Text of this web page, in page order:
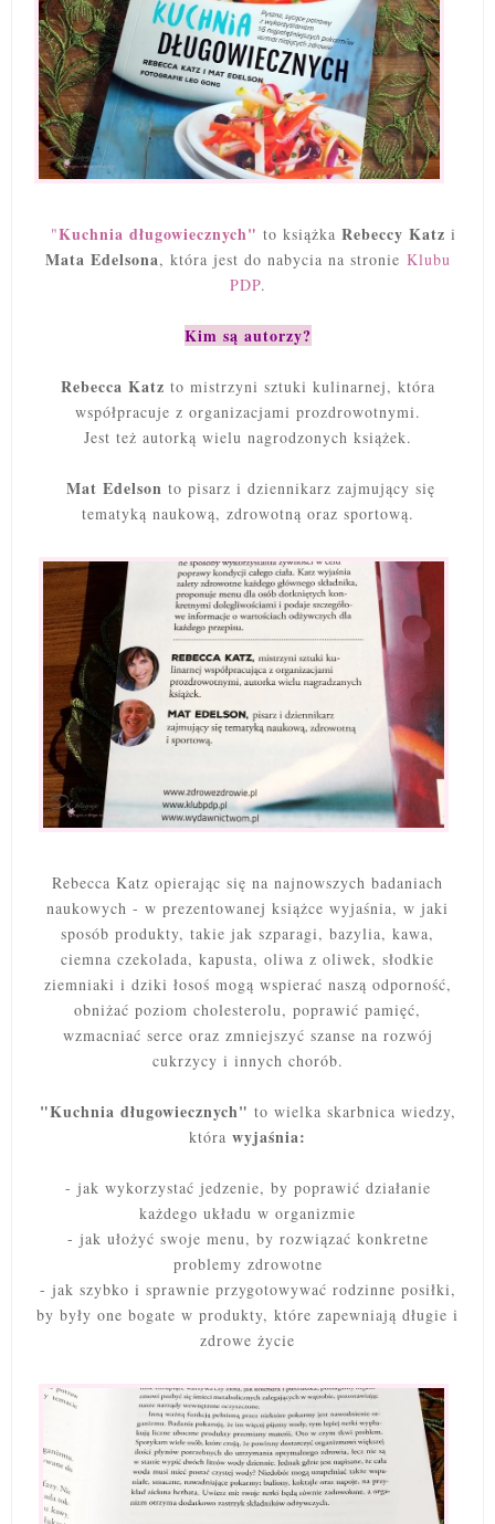
"Kuchnia długowiecznych" to książka Rebeccy Katz i
Mata Edelsona, która jest do nabycia na stronie Klubu
PDP.
Kim są autorzy?
Rebecca Katz to mistrzyni sztuki kulinarnej, która
współpracuje z organizacjami prozdrowotnymi.
Jest też autorką wielu nagrodzonych książek.
Mat Edelson to pisarz i dziennikarz zajmujący się
tematyką naukową, zdrowotną oraz sportową.
Rebecca Katz opierając się na najnowszych badaniach
naukowych - w prezentowanej książce wyjaśnia, w jaki
sposób produkty, takie jak szparagi, bazylia, kawa,
ciemna czekolada, kapusta, oliwa z oliwek, słodkie
ziemniaki i dziki łosoś mogą wspierać naszą odporność,
obniżać poziom cholesterolu, poprawić pamięć,
wzmacniać serce oraz zmniejszyć szanse na rozwój
cukrzycy i innych chorób.
"Kuchnia długowiecznych" to wielka skarbnica wiedzy,
która wyjaśnia:
- jak wykorzystać jedzenie, by poprawić działanie
każdego układu w organizmie
- jak ułożyć swoje menu, by rozwiązać konkretne
problemy zdrowotne
- jak szybko i sprawnie przygotowywać rodzinne posiłki,
by były one bogate w produkty, które zapewniają długie i
zdrowe życie